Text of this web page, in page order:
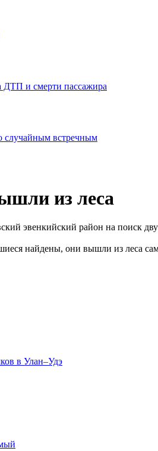
ДТП и смерти пассажира
случайным встречным
из леса
эвенкийский район на поиск
найдены, они вышли из леса
в Улан–Удэ